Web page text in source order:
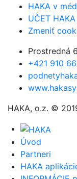
HAKA v
UČET
Zmeniť
Prostredná
+421 910
HAKA, o.z. ©
Úvod
Partneri
HAKA